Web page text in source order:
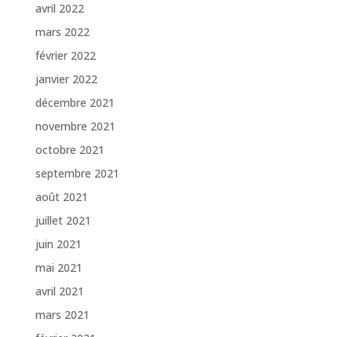
avril 2022
mars 2022
février 2022
janvier 2022
décembre 2021
novembre 2021
octobre 2021
septembre 2021
août 2021
juillet 2021
juin 2021
mai 2021
avril 2021
mars 2021